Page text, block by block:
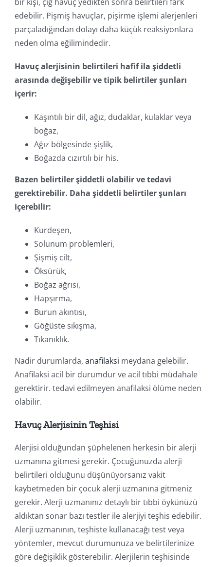
edebilir. Pişmiş havuçlar, pişirme işlemi alerjenleri
parçaladığından dolayı daha küçük reaksiyonlara
neden olma eğilimindedir.
Havuç alerjisinin belirtileri hafif ila şiddetli
arasında değişebilir ve tipik belirtiler şunları
içerir:
Kaşıntılı bir dil, ağız, dudaklar, kulaklar veya
boğaz,
Ağız bölgesinde şişlik,
Boğazda cızırtılı bir his.
Bazen belirtiler şiddetli olabilir ve tedavi
gerektirebilir. Daha şiddetli belirtiler şunları
içerebilir:
Kurdeşen,
Solunum problemleri,
Şişmiş cilt,
Öksürük,
Boğaz ağrısı,
Hapşırma,
Burun akıntısı,
Göğüste sıkışma,
Tıkanıklık.
Nadir durumlarda, anafilaksi meydana gelebilir.
Anafilaksi acil bir durumdur ve acil tıbbi müdahale
gerektirir. tedavi edilmeyen anafilaksi ölüme neden
olabilir.
Havuç Alerjisinin Teşhisi
Alerjisi olduğundan şüphelenen herkesin bir alerji
uzmanına gitmesi gerekir. Çocuğunuzda alerji
belirtileri olduğunu düşünüyorsanız vakit
kaybetmeden bir çocuk alerji uzmanına gitmeniz
gerekir. Alerji uzmanınız detaylı bir tıbbi öykünüzü
aldıktan sonar bazı testler ile alerjiyi teşhis edebilir.
Alerji uzmanının, teşhiste kullanacağı test veya
yöntemler, mevcut durumunuza ve belirtilerinize
göre değişiklik gösterebilir. Alerjilerin teşhisinde